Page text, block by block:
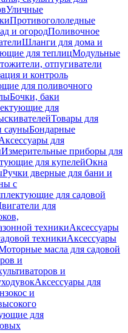
Уличные
Противогололедные
и огородПоливочное
Шланги для дома и
для теплицМодульные
отпугиватели
и контроль
для поливочного
Бочки, баки
для
Товары для
сауныБондарные
для
Измерительные приборы для
для купелейОкна
Ручки дверные для бани и
с
для садовой
для
техникиАксессуары
техникиАксессуары
масла для садовой
и
и
Аксессуары для
и
для